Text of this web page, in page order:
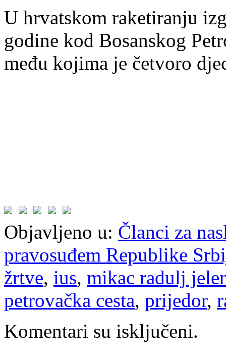
U hrvatskom raketiranju
godine kod Bosanskog
među kojima je četvoro
Objavljeno u: Članci za
pravosuđem Republike
žrtve, ius, mikac radulj
petrovačka cesta, prijedor,
Komentari su isključeni.